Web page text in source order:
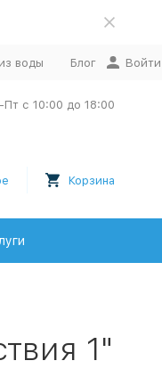
воды Блог Войти
с 10:00 до 18:00
Корзина
1"